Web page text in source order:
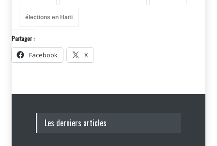
élections en Haïti
Partager :
Facebook X
Les derniers articles